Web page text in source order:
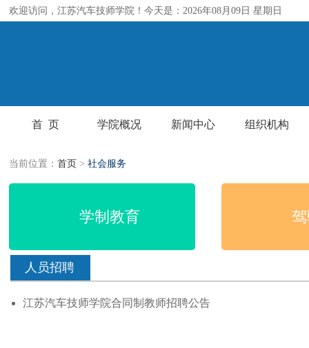
欢迎访问，江苏汽车技师学院！今天是：2026年08月09日 星期日
首 页 学院概况 新闻中心 组织机构
当前位置： 首页 > 社会服务
学制教育
人员招聘
江苏汽车技师学院合同制教师招聘公告